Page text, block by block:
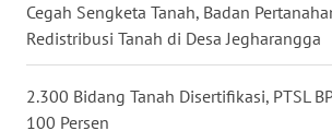
Cegah Sengketa Tanah, Badan
Redistribusi Tanah di Desa Jegharangga
2.300 Bidang Tanah Disertifikasi, PTSL
100 Persen
WN
NIAS
WN